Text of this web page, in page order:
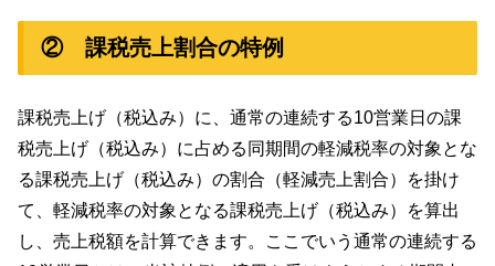
② 課税売上割合の特例
課税売上げ（税込み）に、通常の連続する10営業日の課
税売上げ（税込み）に占める同期間の軽減税率の対象とな
る課税売上げ（税込み）の割合（軽減売上割合）を掛け
て、軽減税率の対象となる課税売上げ（税込み）を算出
し、売上税額を計算できます。ここでいう通常の連続する